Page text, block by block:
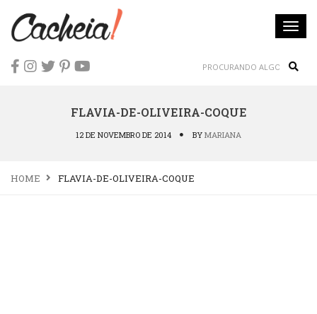
FLAVIA-DE-OLIVEIRA-COQUE
12 DE NOVEMBRO DE 2014 BY MARIANA
HOME FLAVIA-DE-OLIVEIRA-COQUE